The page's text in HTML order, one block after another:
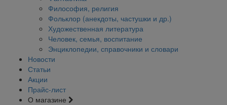
Философия, религия
Фольклор (анекдоты, частушки и др.)
Художественная литература
Человек, семья, воспитание
Энциклопедии, справочники и словари
Новости
Статьи
Акции
Прайс-лист
О магазине